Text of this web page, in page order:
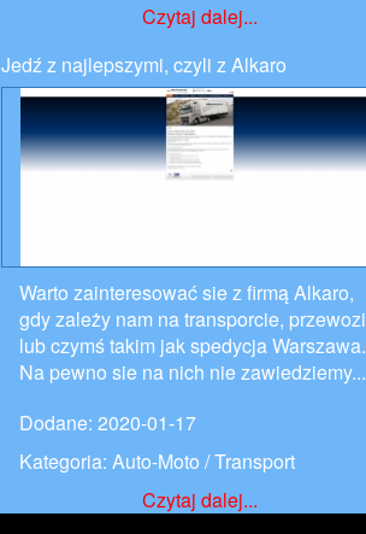
Czytaj dalej...
Jedź z najlepszymi, czyli z Alkaro
Warto zainteresować sie z firmą Alkaro,
gdy zależy nam na transporcie,
lub czymś takim jak spedycja Warszawa.
Na pewno sie na nich nie
Dodane: 2020-01-17
Kategoria: Auto-Moto / Transport
Czytaj dalej...